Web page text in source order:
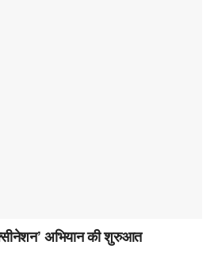
अभियान की शुरुआत